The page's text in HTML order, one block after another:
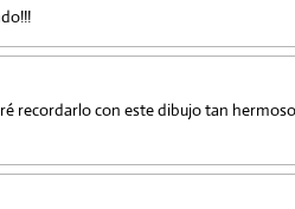
recordarlo con este dibujo tan